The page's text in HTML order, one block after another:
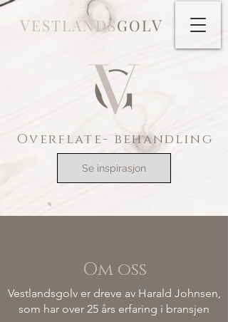
VESTLANDSGOLV
Overflate- behandling
Se inspirasjon
Om oss
Vestlandsgolv er dreve av Harald Johnsen,
som har over 25 års erfaring i bransjen